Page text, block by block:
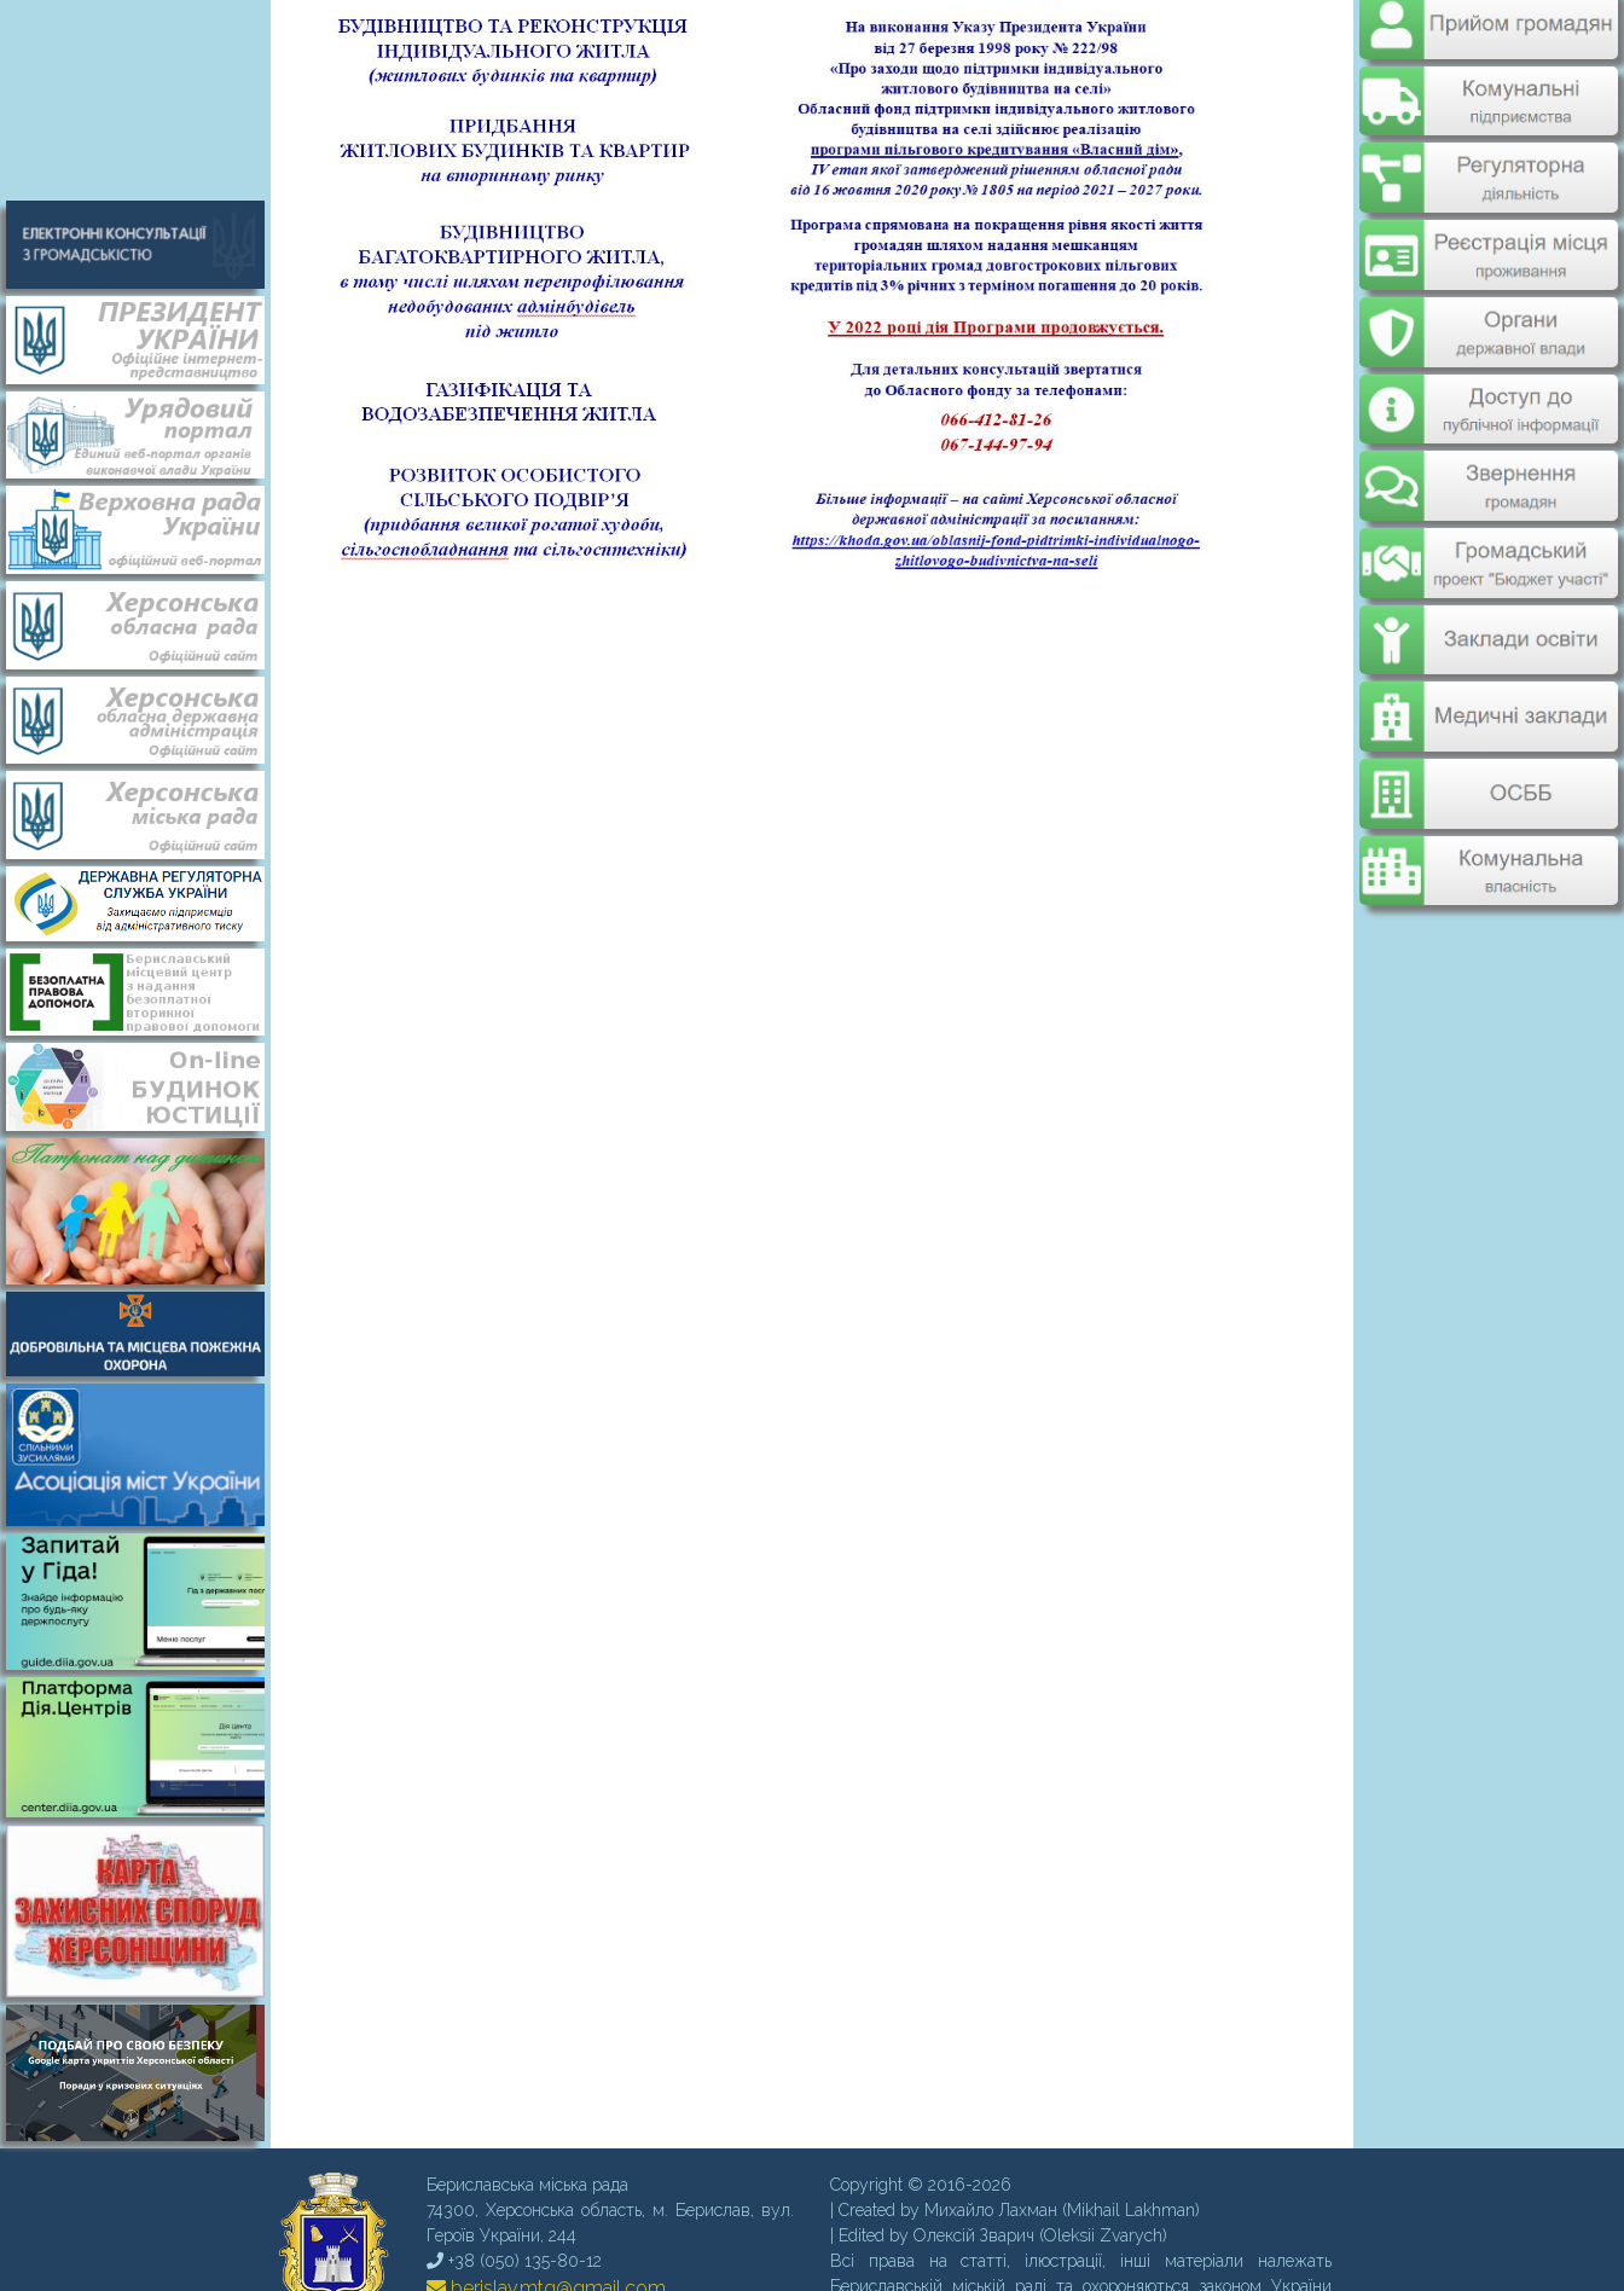
Бериславська міська рада
74300, Херсонська область, м. Бериcлав, вул.
Героїв України, 244
+38 (050) 135-80-12
Copyright © 2016-2026
| Created by Михайло Лахман (Mikhail Lakhman)
| Edited by Олексій Зварич (Oleksii Zvarych)
Всі права на статті, ілюстрації, інші матеріали належать
Бериславській міській раді та охороняються законом України